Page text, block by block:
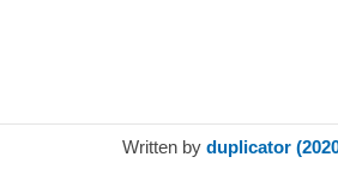
Written by duplicator